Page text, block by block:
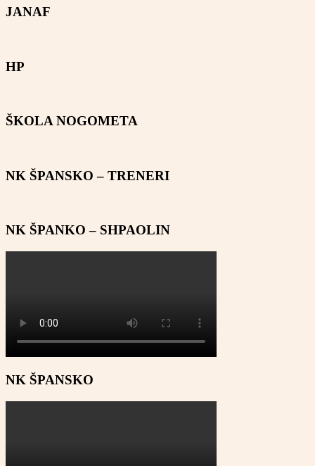
JANAF
HP
ŠKOLA NOGOMETA
NK ŠPANSKO – TRENERI
NK ŠPANKO – SHPAOLIN
NK ŠPANSKO